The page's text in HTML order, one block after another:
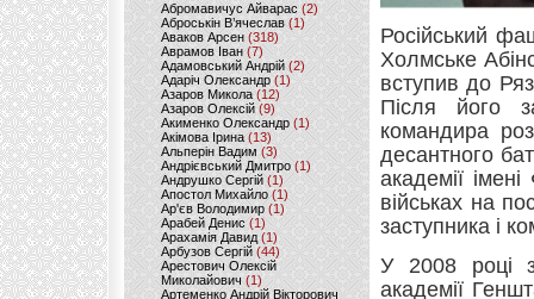
Абромавичус Айварас (2)
Аброськін В’ячеслав(1)
Аваков Арсен (318)
Аврамов Іван (7)
Адамовський Андрій(2)
Адаріч Олександр (1)
Азаров Микола (12)
Азаров Олексій (9)
Акименко Олександр(1)
Акімова Ірина(13)
Альперін Вадим (3)
Андрієвський Дмитро(1)
Андрушко Сергій(1)
Апостол Михайло(1)
Ар'єв Володимир (1)
Арабей Денис(1)
Арахамія Давид (1)
Арбузов Сергій (44)
Арестович Олексій
Миколайович(1)
Артеменко Андрій Вікторович
Російський
Холмське
вступив до
Після його
командира
десантного
академії
військах на
заступника і
У 2008 році
академії